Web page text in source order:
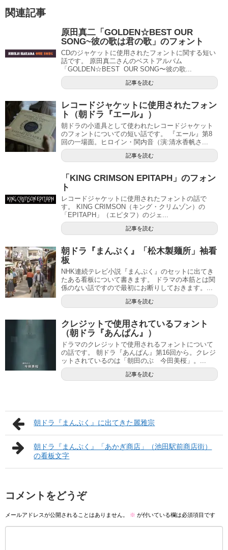
関連記事
原田真二「GOLDEN☆BEST OUR
SONG~彼の歌は君の歌」のフォント
CDのジャケットに使用されたフォントに関する短い
話です。 原田真二さんのベストアルバム
「GOLDEN☆BEST OUR SONG〜彼の歌...
記事を読む
レコードジャケットに使用されたフォン
ト（朝ドラ『エール』）
朝ドラの小道具として使われたレコードジャケット
のフォントについての短い話です。 『エール』第8
回の一場面。ヒロイン・関内音（演:清水香帆さ...
記事を読む
「KING CRIMSON EPITAPH」のフォン
ト
レコードジャケットに使用されたフォントの話で
す。 KING CRIMSON（キング・クリムゾン）の
「EPITAPH」（エピタフ）のジェ...
記事を読む
朝ドラ『まんぷく』「松木製麺所」袖看
板
NHK連続テレビ小説『まんぷく』のセットに出てき
たある看板について書きます。 ドラマの本筋とは関
係のない話ですので最初にお断りしておきます。...
記事を読む
クレジットで使用されているフォント
（朝ドラ『あんぱん』）
ドラマのクレジットで使用されるフォントについて
の話です。 朝ドラ『あんぱん』第16回から。クレジ
ットされているのは「朝田のぶ 今田美桜」。...
記事を読む
朝ドラ『まんぷく』に出てきた麗雅宗
朝ドラ『まんぷく』「あかぎ商店」（池田駅前商店街）
の看板文字
コメントをどうぞ
メールアドレスが公開されることはありません。 ※ が付いている欄は必須項目です